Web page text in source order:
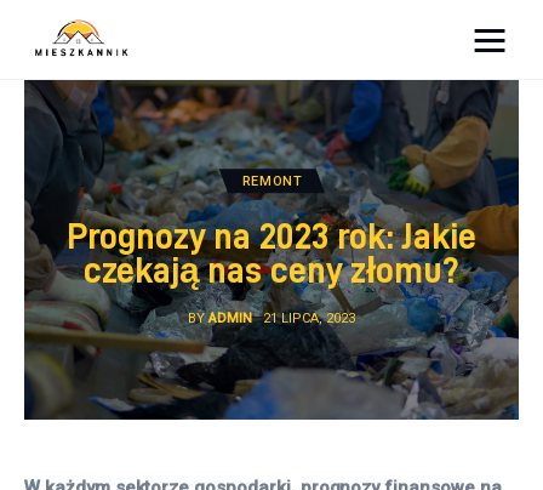
Sypialnia
Łazienka
Kuchnia
Salon
Ogród
REMONT
Prognozy na 2023 rok: Jakie
czekają nas ceny złomu?
BY ADMIN 21 LIPCA, 2023